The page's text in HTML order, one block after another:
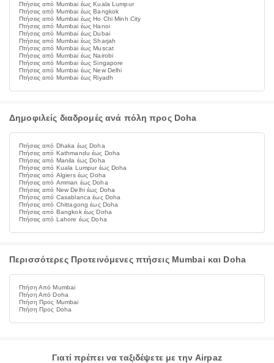
Πτήσεις από Mumbai έως Kuala Lumpur
Πτήσεις από Mumbai έως Bangkok
Πτήσεις από Mumbai έως Ho Chi Minh City
Πτήσεις από Mumbai έως Hanoi
Πτήσεις από Mumbai έως Dubai
Πτήσεις από Mumbai έως Sharjah
Πτήσεις από Mumbai έως Muscat
Πτήσεις από Mumbai έως Nairobi
Πτήσεις από Mumbai έως Singapore
Πτήσεις από Mumbai έως New Delhi
Πτήσεις από Mumbai έως Riyadh
Δημοφιλείς διαδρομές ανά πόλη προς Doha
Πτήσεις από Dhaka έως Doha
Πτήσεις από Kathmandu έως Doha
Πτήσεις από Manila έως Doha
Πτήσεις από Kuala Lumpur έως Doha
Πτήσεις από Algiers έως Doha
Πτήσεις από Amman έως Doha
Πτήσεις από New Delhi έως Doha
Πτήσεις από Casablanca έως Doha
Πτήσεις από Chittagong έως Doha
Πτήσεις από Bangkok έως Doha
Πτήσεις από Lahore έως Doha
Περισσότερες Προτεινόμενες πτήσεις Mumbai και Doha
Πτήση Από Mumbai
Πτήση Από Doha
Πτήση Προς Mumbai
Πτήση Προς Doha
Γιατί πρέπει να ταξιδέψετε με την Airpaz